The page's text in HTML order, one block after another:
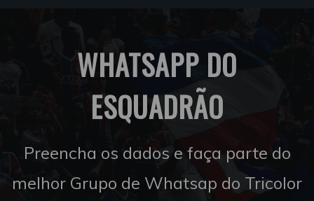
WHATSAPP DO
ESQUADRÃO
Preencha os dados e faça parte do
melhor Grupo de Whatsap do Tricolor